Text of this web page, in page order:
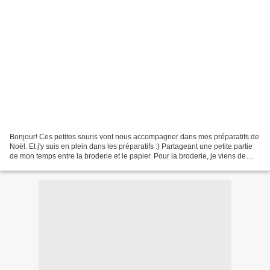
Bonjour! Ces petites souris vont nous accompagner dans mes préparatifs de
Noël. Et j'y suis en plein dans les préparatifs :) Partageant une petite partie
de mon temps entre la broderie et le papier. Pour la broderie, je viens de